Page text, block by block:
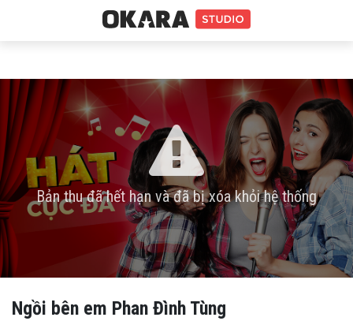
Bản thu đã hết hạn và đã bị xóa khỏi hệ thống
Ngồi bên em Phan Đình Tùng